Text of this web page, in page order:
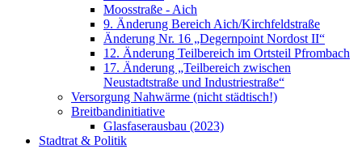
Moosstraße - Aich
9. Änderung Bereich Aich/Kirchfeldstraße
Änderung Nr. 16 „Degernpoint Nordost II“
12. Änderung Teilbereich im Ortsteil Pfrombach
17. Änderung „Teilbereich zwischen
Neustadtstraße und Industriestraße“
Versorgung Nahwärme (nicht städtisch!)
Breitbandinitiative
Glasfaserausbau (2023)
Stadtrat & Politik